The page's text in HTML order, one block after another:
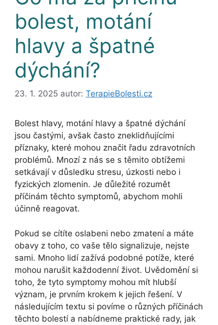
bolest, motání
hlavy a špatné
dýchání?
23. 1. 2025 autor: TerapieBolesti.cz
Bolest hlavy, motání hlavy a špatné dýchání
jsou častými, avšak často zneklidňujícími
příznaky, které mohou značit řadu zdravotních
problémů. Mnozí z nás se s těmito obtížemi
setkávají v důsledku stresu, úzkosti nebo i
fyzických zlomenin. Je důležité rozumět
příčinám těchto symptomů, abychom mohli
účinně reagovat.
Pokud se cítíte oslabeni nebo zmatení a máte
obavy z toho, co vaše tělo signalizuje, nejste
sami. Mnoho lidí zažívá podobné potíže, které
mohou narušit každodenní život. Uvědomění si
toho, že tyto symptomy mohou mít hlubší
význam, je prvním krokem k jejich řešení. V
následujícím textu si povíme o různých příčinách
těchto bolestí a nabídneme praktické rady, jak